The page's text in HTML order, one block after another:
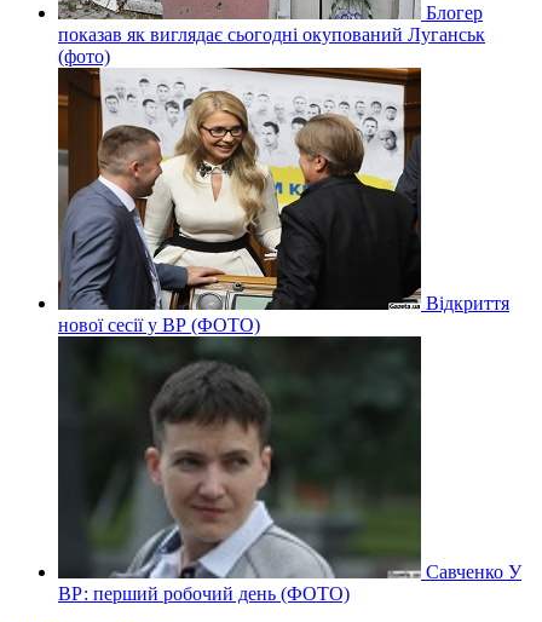
Блогер
показав як виглядає сьогодні окупований Луганськ
(фото)
Відкриття
нової сесії у ВР (ФОТО)
Савченко У
ВР: перший робочий день (ФОТО)